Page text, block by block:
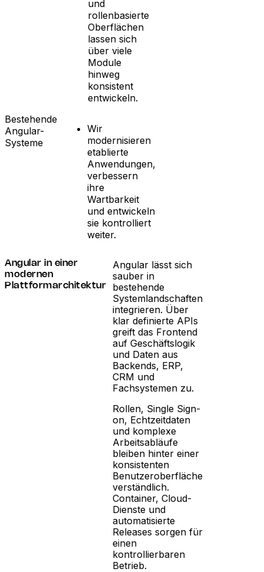
und
rollenbasierte
Oberflächen
lassen sich
über viele
Module
hinweg
konsistent
entwickeln.
Bestehende
Angular-
Systeme
Wir
modernisieren
etablierte
Anwendungen,
verbessern
ihre
Wartbarkeit
und entwickeln
sie kontrolliert
weiter.
Angular in einer
modernen
Plattformarchitektur
Angular lässt sich
sauber in
bestehende
Systemlandschaften
integrieren. Über
klar definierte APIs
greift das Frontend
auf Geschäftslogik
und Daten aus
Backends, ERP,
CRM und
Fachsystemen zu.
Rollen, Single Sign-
on, Echtzeitdaten
und komplexe
Arbeitsabläufe
bleiben hinter einer
konsistenten
Benutzeroberfläche
verständlich.
Container, Cloud-
Dienste und
automatisierte
Releases sorgen für
einen
kontrollierbaren
Betrieb.